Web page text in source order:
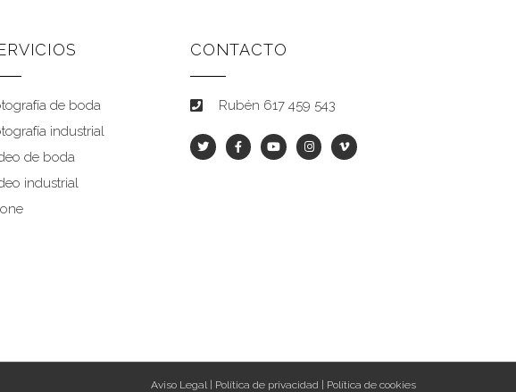
de boda
industrial
de boda
industrial
CONTACTO
Rubén 617 459 543
Aviso Legal| Política de privacidad Política de cookies